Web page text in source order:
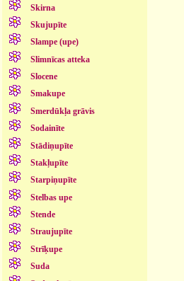
Skirna
Skujupīte
Slampe (upe)
Slimnīcas atteka
Slocene
Smakupe
Smerdūkļa grāvis
Sodainīte
Stādiņupīte
Stakļupīte
Starpiņupīte
Stelbas upe
Stende
Straujupīte
Strīķupe
Suda